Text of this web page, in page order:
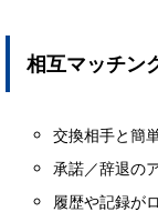
相互マッチン
交換相手と簡
承諾／辞退の
履歴や記録が